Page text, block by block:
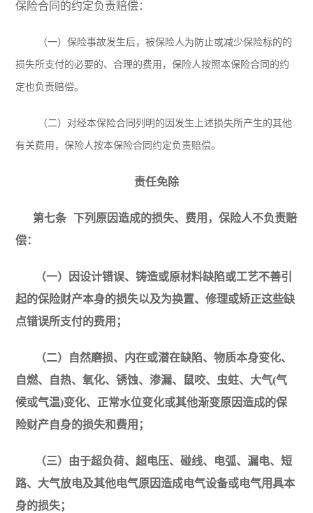
保险合同的约定负责赔偿：
（一）保险事故发生后，被保险人为防止或减少保险标的的
损失所支付的必要的、合理的费用，保险人按照本保险合同的约
定也负责赔偿。
（二）对经本保险合同列明的因发生上述损失所产生的其他
有关费用，保险人按本保险合同约定负责赔偿。
责任免除
第七条
下列原因造成的损失、费用，保险人不负责赔
偿：
（一）因设计错误、铸造或原材料缺陷或工艺不善引
起的保险财产本身的损失以及为换置、修理或矫正这些缺
点错误所支付的费用；
（二）自然磨损、内在或潜在缺陷、物质本身变化、
自燃、自热、氧化、锈蚀、渗漏、鼠咬、虫蛀、大气(气
候或气温)变化、正常水位变化或其他渐变原因造成的保
险财产自身的损失和费用；
（三）由于超负荷、超电压、碰线、电弧、漏电、短
路、大气放电及其他电气原因造成电气设备或电气用具本
身的损失；